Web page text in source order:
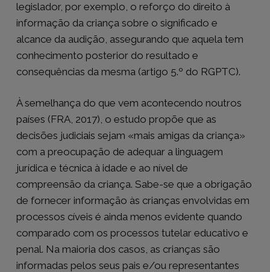
legislador, por exemplo, o reforço do direito à
informação da criança sobre o significado e
alcance da audição, assegurando que aquela tem
conhecimento posterior do resultado e
consequências da mesma (artigo 5.º do RGPTC).
À semelhança do que vem acontecendo noutros
países (FRA, 2017), o estudo propõe que as
decisões judiciais sejam «mais amigas da criança»
com a preocupação de adequar a linguagem
jurídica e técnica à idade e ao nível de
compreensão da criança. Sabe-se que a obrigação
de fornecer informação às crianças envolvidas em
processos cíveis é ainda menos evidente quando
comparado com os processos tutelar educativo e
penal. Na maioria dos casos, as crianças são
informadas pelos seus pais e/ou representantes